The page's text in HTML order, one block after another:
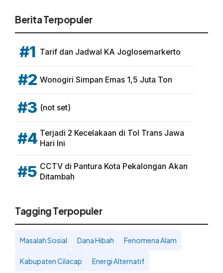
Berita Terpopuler
#1 Tarif dan Jadwal KA Joglosemarkerto
#2 Wonogiri Simpan Emas 1,5 Juta Ton
#3 (not set)
#4 Terjadi 2 Kecelakaan di Tol Trans Jawa
Hari Ini
#5 CCTV di Pantura Kota Pekalongan Akan
Ditambah
Tagging Terpopuler
Masalah Sosial Dana Hibah Fenomena Alam
Kabupaten Cilacap Energi Alternatif